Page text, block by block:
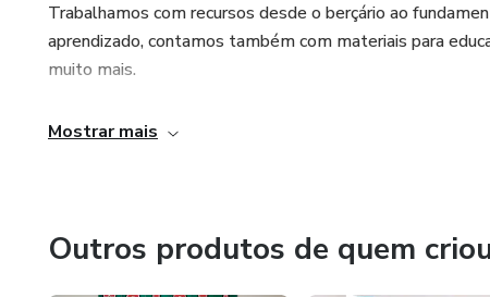
Trabalhamos com recursos desde o berçário ao
aprendizado, contamos também com materiais para
muito mais.
Nosso objetivo é ajudar você educador, tornar o dia a dia
conhecer nosso trabalho!
Mostrar mais
Outros produtos de quem